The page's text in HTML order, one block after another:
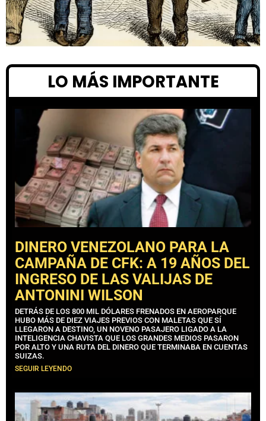
LO MÁS IMPORTANTE
DINERO VENEZOLANO PARA LA
CAMPAÑA DE CFK: A 19 AÑOS DEL
INGRESO DE LAS VALIJAS DE
ANTONINI WILSON
DETRÁS DE LOS 800 MIL DÓLARES FRENADOS EN AEROPARQUE
HUBO MÁS DE DIEZ VIAJES PREVIOS CON MALETAS QUE SÍ
LLEGARON A DESTINO, UN NOVENO PASAJERO LIGADO A LA
INTELIGENCIA CHAVISTA QUE LOS GRANDES MEDIOS PASARON
POR ALTO Y UNA RUTA DEL DINERO QUE TERMINABA EN CUENTAS
SUIZAS.
SEGUIR LEYENDO